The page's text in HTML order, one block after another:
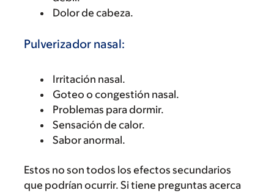
Dolor de cabeza.
Pulverizador nasal:
Irritación nasal.
Goteo o congestión nasal.
Problemas para dormir.
Sensación de calor.
Sabor anormal.
Estos no son todos los efectos secundarios
que podrían ocurrir. Si tiene preguntas acerca